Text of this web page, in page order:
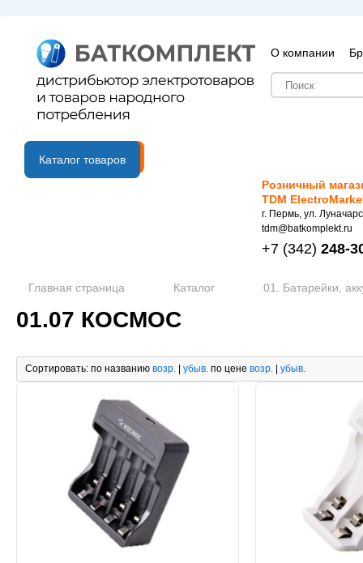
О компании
B2B портал
Каталог товаров
Розничный
TDM
г. Пермь, ул.
tdm@batkomplekt.ru
+7 (342) 248-
Главная страница Каталог 01. Батарейки,
01.07 КОСМОС
Сортировать: по названию возр. | убыв. по цене возр. | убыв.